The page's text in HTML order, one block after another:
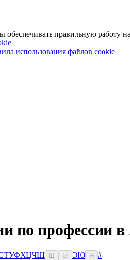
правильную работу
использования файлов cookie
по профессии в
ТУФХЦЧШ Ы ЭЮ Я
#